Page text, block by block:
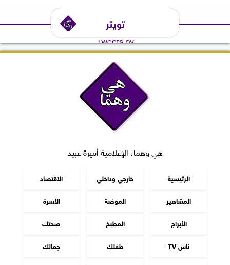
تويتر
Tweets by
هي وهما، الإعلامية أميرة عبيد
الرئيسية خارجي وداخلي
الاقتصاد
المشاهير
الموضة
الأسرة
الأبراج
المطبخ
صحتك
ناس TV
طفلك
جمالك